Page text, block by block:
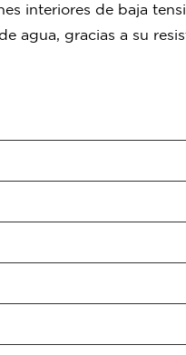
interiores de baja
gracias a su